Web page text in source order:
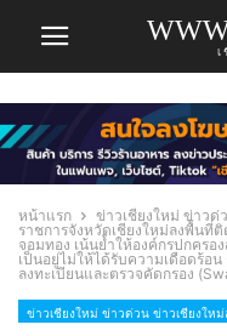
เ
หน้าแรก ข่าวเชียงใหม่ ข่าวด่
ราชการจังหวัดเชียงใหม่ลงพื้นที่
จอมทอง เน้นย้ำให้องค์กรปกคร
เป็นอยู่ไม่ให้ได้รับความเดือดร้อ
ลงทะเบียนและตรวจคัดกรอง
ข่าวเชียงใหม่ ข่าวด่วน ข่าวเชียงให